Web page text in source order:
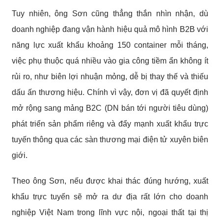
Tuy nhiên, ông Sơn cũng thẳng thắn nhìn nhận, dù
doanh nghiệp đang vận hành hiệu quả mô hình B2B với
năng lực xuất khẩu khoảng 150 container mỗi tháng,
việc phụ thuộc quá nhiều vào gia công tiềm ẩn không ít
rủi ro, như biên lợi nhuận mỏng, dễ bị thay thế và thiếu
dấu ấn thương hiệu. Chính vì vậy, đơn vị đã quyết định
mở rộng sang mảng B2C (DN bán tới người tiêu dùng)
phát triển sản phẩm riêng và đẩy mạnh xuất khẩu trực
tuyến thông qua các sàn thương mại điện tử xuyên biên
giới.
Theo ông Sơn, nếu được khai thác đúng hướng, xuất
khẩu trực tuyến sẽ mở ra dư địa rất lớn cho doanh
nghiệp Việt Nam trong lĩnh vực nội, ngoại thất tại thị